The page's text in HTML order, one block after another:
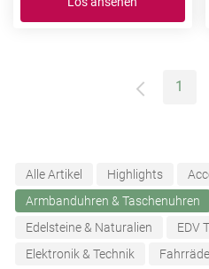
1
Alle Artikel Highlights
Armbanduhren & Taschenuhren
Edelsteine & Naturalien
EDV
Elektronik & Technik